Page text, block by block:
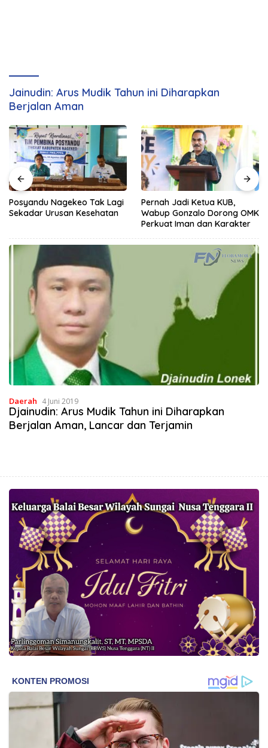
Jainudin: Arus Mudik Tahun ini Diharapkan
Berjalan Aman
Posyandu Nagekeo Tak Lagi
Sekadar Urusan Kesehatan
Pernah Jadi Ketua KUB,
Wabup Gonzalo Dorong OMK
Perkuat Iman dan Karakter
Daerah 4 Juni 2019
Djainudin: Arus Mudik Tahun ini Diharapkan
Berjalan Aman, Lancar dan Terjamin